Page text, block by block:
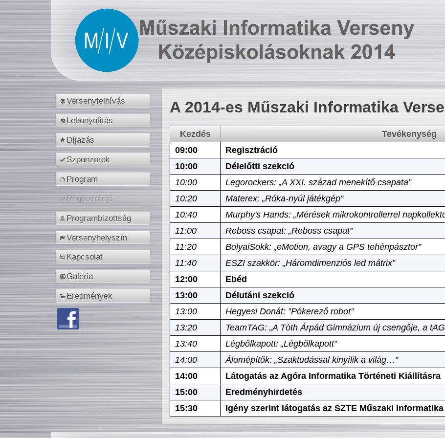
Versenyfelhívás
Lebonyolítás
Díjazás
Szponzorok
Program
Regisztráció
Programbizottság
Versenyhelyszín
Kapcsolat
Galéria
Eredmények
A 2014-es Műszaki Informatika
Kezdés
Tevékenység
09:00
Regisztráció
10:00
Délelőtti szekció
10:00
Legorockers: „A XXI. század menekítő csapata”
10:20
Materex: „Róka-nyúl játékgép”
10:40
Murphy's Hands: „Mérések mikrokontrollerrel
11:00
Reboss csapat: „Reboss csapat”
11:20
BolyaiSokk: „eMotion, avagy a GPS tehénpásztor”
11:40
ESZI szakkör: „Háromdimenziós led mátrix”
12:00
Ebéd
13:00
Délutáni szekció
13:00
Hegyesi Donát: ”Pókerező robot”
13:20
TeamTAG: „A Tóth Árpád Gimnázium új csengője, a
13:40
Légbőlkapott: „Légbőlkapott”
14:00
Álomépítők: „Szaktudással kinyílik a világ…”
14:00
Látogatás az Agóra Informatika Történeti Kiállításra
15:00
Eredményhirdetés
15:30
Igény szerint látogatás az SZTE Műszaki Informatika